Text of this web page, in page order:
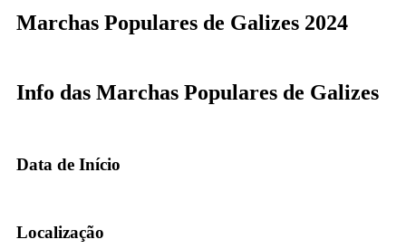
Marchas Populares de Galizes 2024
Info das Marchas Populares de Galizes
Data de Início
Localização